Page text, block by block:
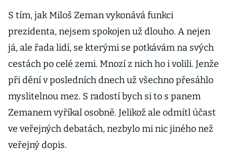
S tím, jak Miloš Zeman vykonává funkci
prezidenta, nejsem spokojen už dlouho. A nejen
já, ale řada lidí, se kterými se potkávám na svých
cestách po celé zemi. Mnozí z nich ho i volili. Jenže
při dění v posledních dnech už všechno přesáhlo
myslitelnou mez. S radostí bych si to s panem
Zemanem vyříkal osobně. Jelikož ale odmítl účast
ve veřejných debatách, nezbylo mi nic jiného než
veřejný dopis.